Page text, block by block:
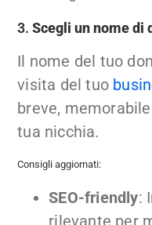
3.Scegli un nome di
Il nome del tuo
visita del tuo
breve,
tua nicchia.
Consigli aggiornati:
SEO-friendly: